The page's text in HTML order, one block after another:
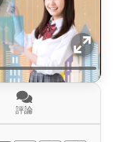
評論